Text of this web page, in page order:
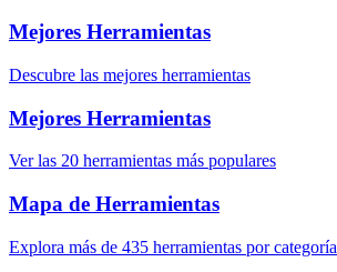
Mejores Herramientas
Descubre las mejores herramientas
Mejores Herramientas
Ver las 20 herramientas más populares
Mapa de Herramientas
Explora más de 435 herramientas por categoría